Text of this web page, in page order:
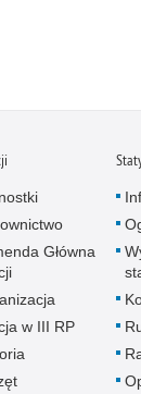
Główna
w III RP